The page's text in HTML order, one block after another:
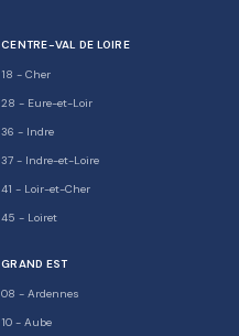
CENTRE-VAL DE LOIRE
18 - Cher
28 - Eure-et-Loir
36 - Indre
37 - Indre-et-Loire
41 - Loir-et-Cher
45 - Loiret
GRAND EST
08 - Ardennes
10 - Aube